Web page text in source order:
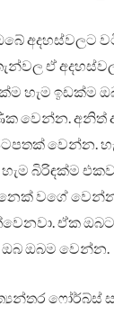
අදහස්වලට
ඒ
හැම ඉඩක්ම
වෙන්න. අනිත්
වෙන්න.
බිරිඳක්ම
වගේ
ඒක
ඔබ ඔබම වෙන්න.
ෆෝර්බ්ස්